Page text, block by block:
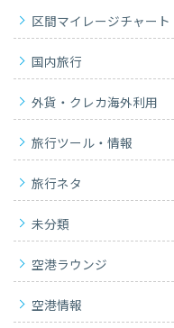
区間マイレージチャート
国内旅行
外貨・クレカ海外利用
旅行ツール・情報
旅行ネタ
未分類
空港ラウンジ
空港情報